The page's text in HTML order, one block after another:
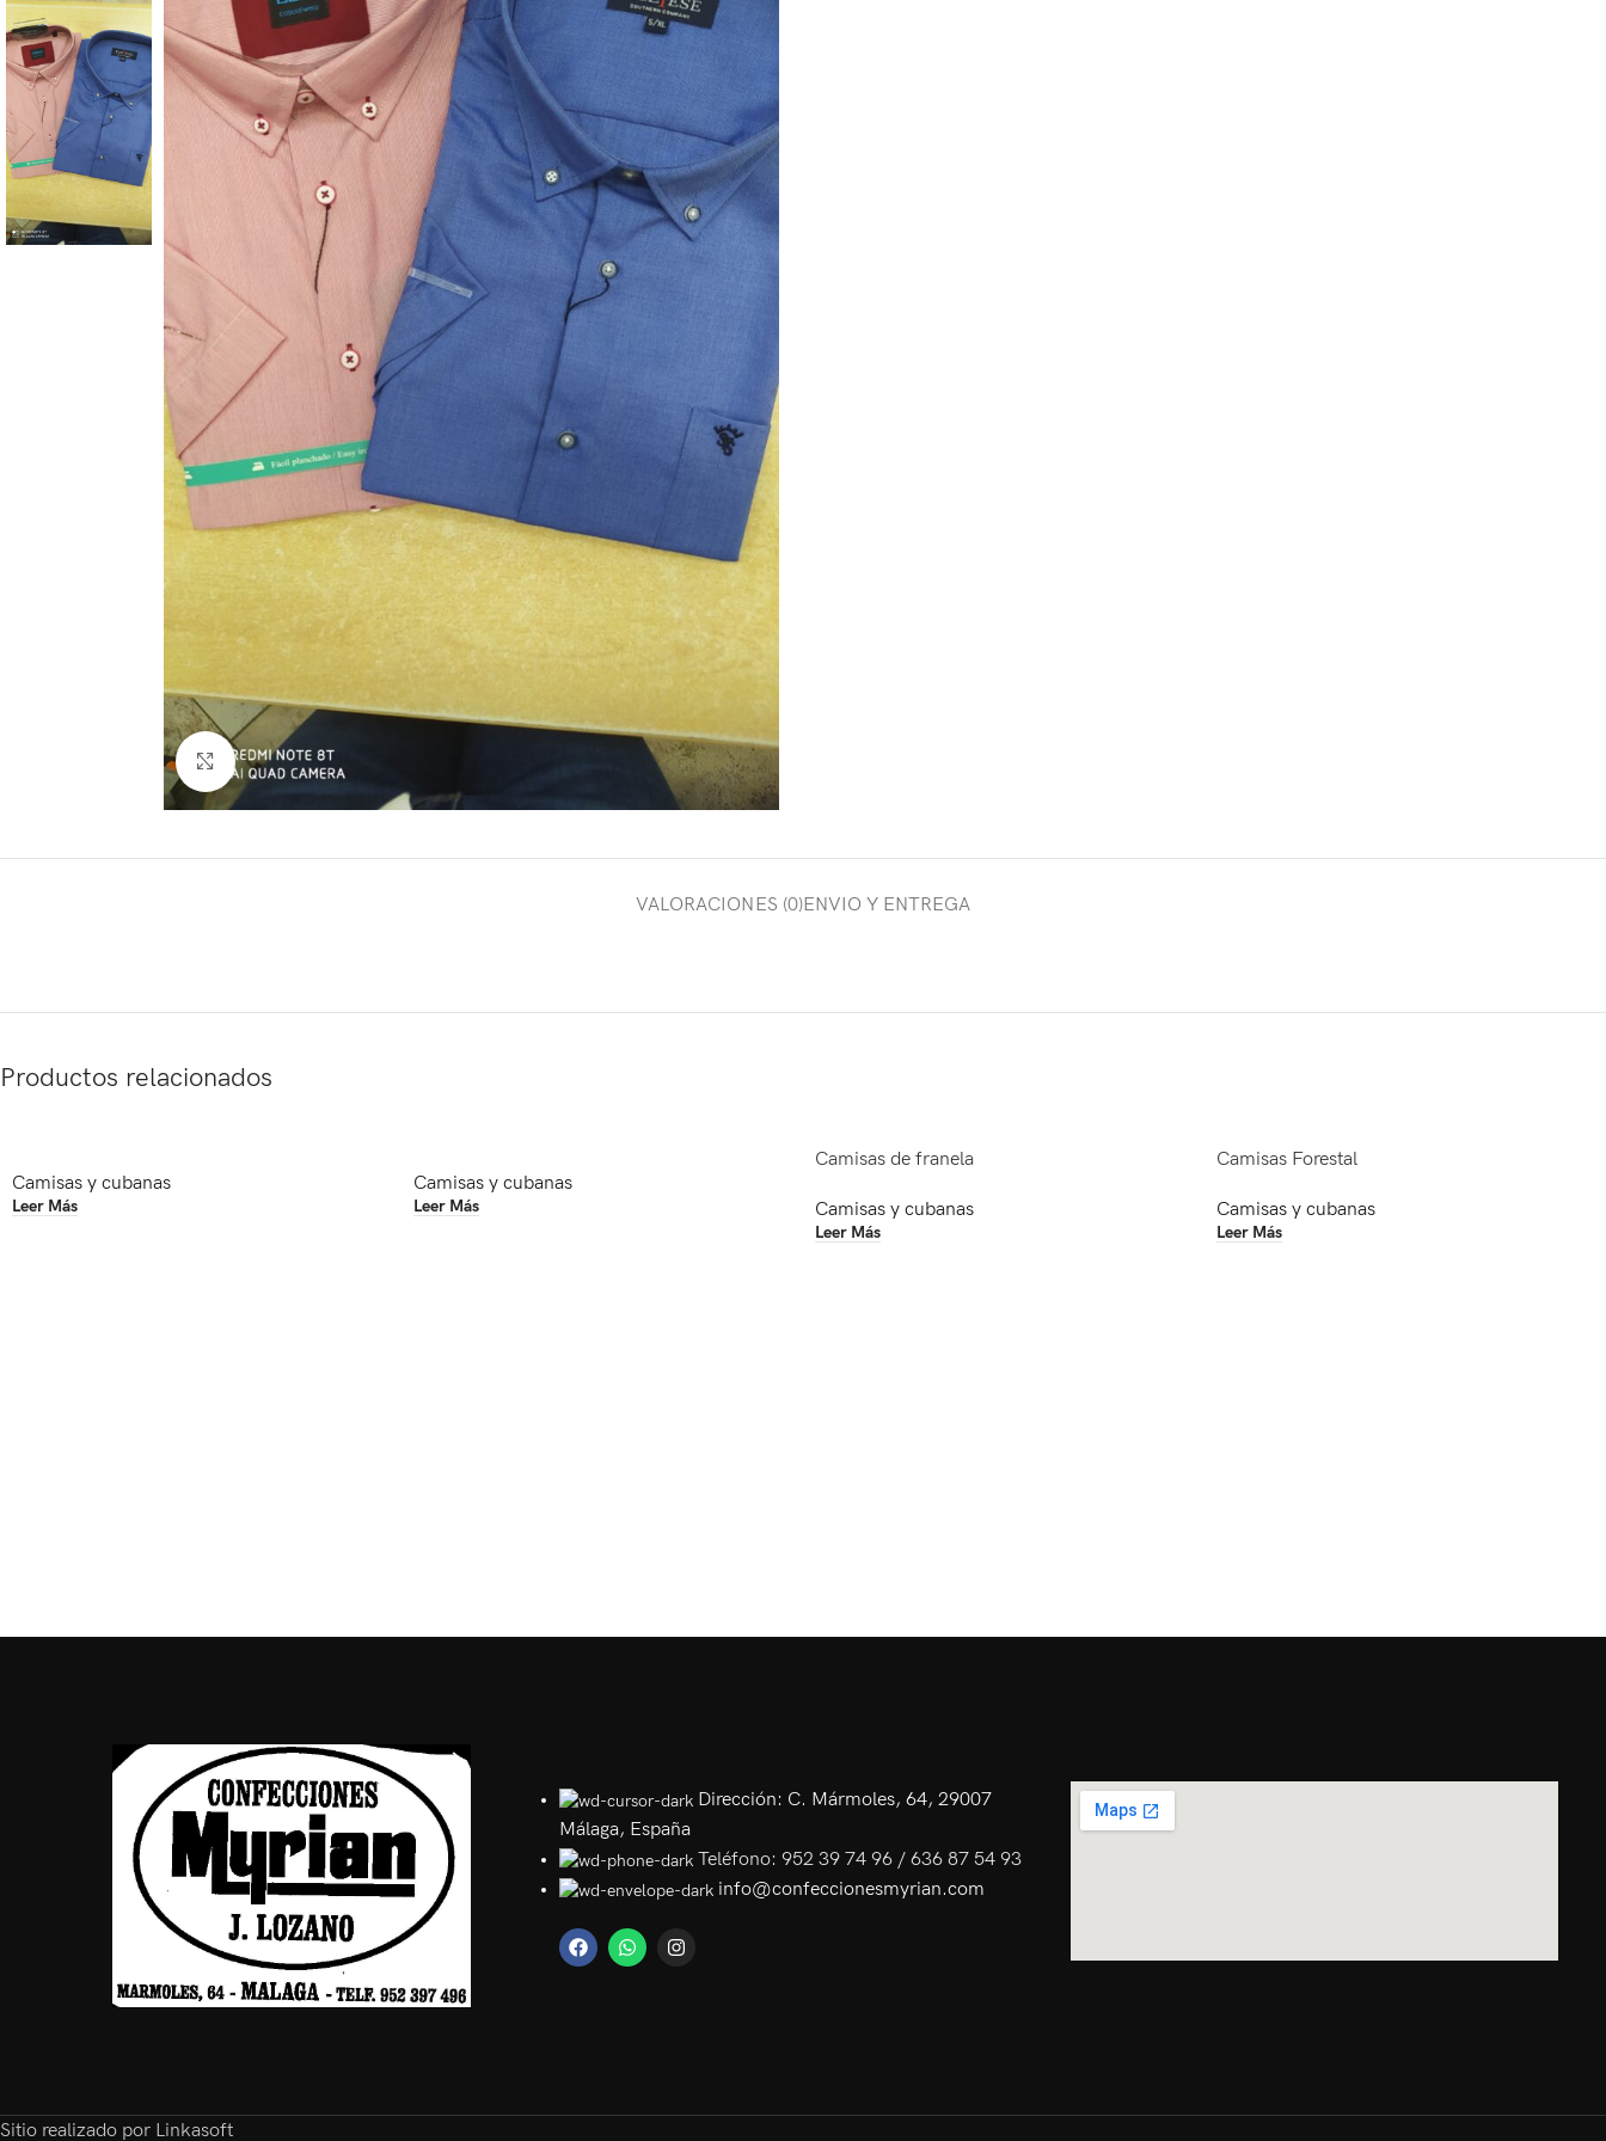
Click to enlarge
VALORACIONES (0)ENVIO Y ENTREGA
Productos relacionados
Camisas y cubanas
Leer Más
Camisas y cubanas
Leer Más
Camisas de franela
Camisas y cubanas
Leer Más
Camisas Forestal
Camisas y cubanas
Leer Más
Dirección: C. Mármoles, 64, 29007
Málaga, España
Teléfono: 952 39 74 96 / 636 87 54 93
info@confeccionesmyrian.com
Sitio realizado por Linkasoft